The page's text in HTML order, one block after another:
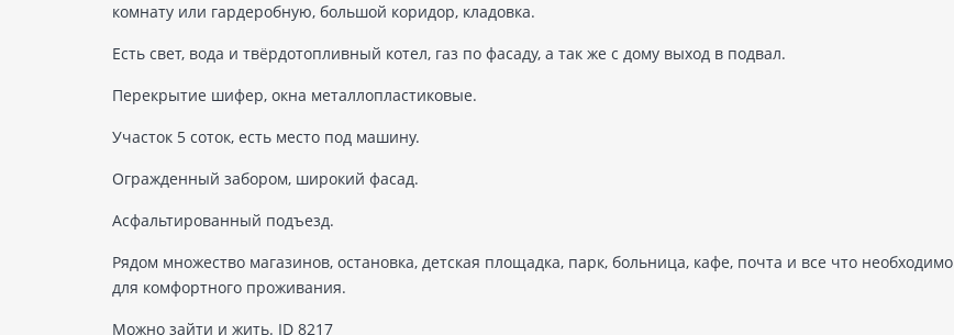
комнату или гардеробную, большой коридор, кладовка.
Есть свет, вода и твёрдотопливный котел, газ по фасаду, а так же с дому выход в подвал.
Перекрытие шифер, окна металлопластиковые.
Участок 5 соток, есть место под машину.
Огражденный забором, широкий фасад.
Асфальтированный подъезд.
Рядом множество магазинов, остановка, детская площадка, парк, больница, кафе, почта и все что необходимо
для комфортного проживания.
Можно зайти и жить. ID 8217